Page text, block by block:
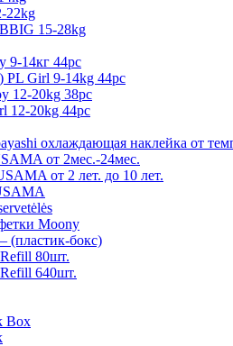
22kg
15-28kg
9-14кг 44pc
PL Girl 9-14kg 44pc
12-20kg 38pc
12-20kg 44pc
охлаждающая наклейка от
от 2мес.-24мес.
от 2 лет. до 10 лет.
Moony
(пластик-бокс)
80шт.
640шт.
Box